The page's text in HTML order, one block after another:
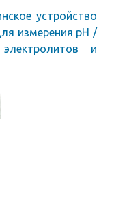
устройство
измерения pH /
и